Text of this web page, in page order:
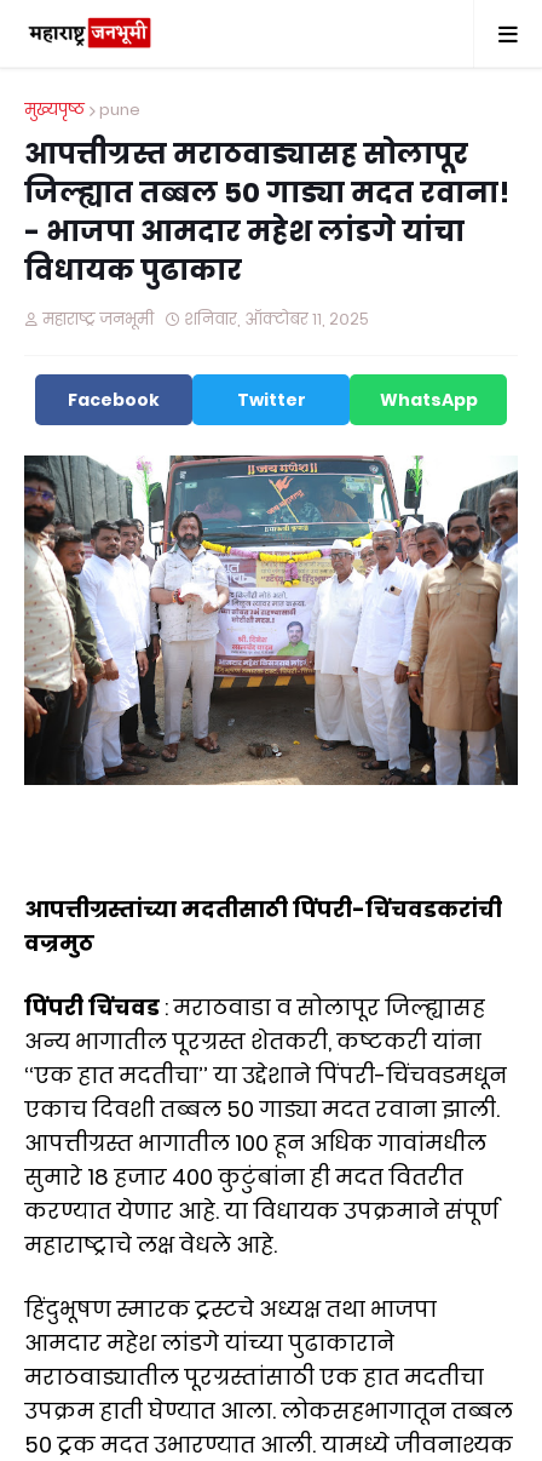
मुख्यपृष्ठ pune
आपत्तीग्रस्त मराठवाड्यासह सोलापूर
जिल्ह्यात तब्बल 50 गाड्या मदत रवाना!
- भाजपा आमदार महेश लांडगे यांचा
विधायक पुढाकार
महाराष्ट्र जनभूमी शनिवार, ऑक्टोबर ११, २०२५
Facebook Twitter WhatsApp
आपत्तीग्रस्तांच्या मदतीसाठी पिंपरी-चिंचवडकरांची
वज्रमुठ
पिंपरी चिंचवड : मराठवाडा व सोलापूर जिल्ह्यासह
अन्य भागातील पूरग्रस्त शेतकरी, कष्टकरी यांना
‘‘एक हात मदतीचा’’ या उद्देशाने पिंपरी-चिंचवडमधून
एकाच दिवशी तब्बल 50 गाड्या मदत रवाना झाली.
आपत्तीग्रस्त भागातील 100 हून अधिक गावांमधील
सुमारे 18 हजार 400 कुटुंबांना ही मदत वितरीत
करण्यात येणार आहे. या विधायक उपक्रमाने संपूर्ण
महाराष्ट्राचे लक्ष वेधले आहे.
हिंदुभूषण स्मारक ट्रस्टचे अध्यक्ष तथा भाजपा
आमदार महेश लांडगे यांच्या पुढाकाराने
मराठवाड्यातील पूरग्रस्तांसाठी एक हात मदतीचा
उपक्रम हाती घेण्यात आला. लोकसहभागातून तब्बल
50 ट्रक मदत उभारण्यात आली. यामध्ये जीवनाश्यक